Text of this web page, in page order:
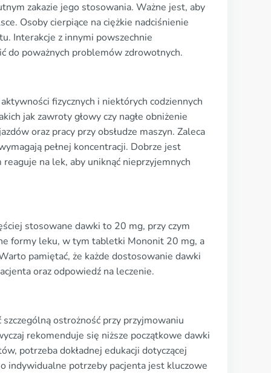
zakazie jego stosowania. Ważne jest, aby
Osoby cierpiące na ciężkie nadciśnienie
Interakcje z innymi powszechnie
do poważnych problemów zdrowotnych.
fizycznych i niektórych codziennych
jak zawroty głowy czy nagłe obniżenie
oraz pracy przy obsłudze maszyn. Zaleca
pełnej koncentracji. Dobrze jest
na lek, aby uniknąć nieprzyjemnych
stosowane dawki to 20 mg, przy czym
formy leku, w tym tabletki Mononit 20 mg, a
pamiętać, że każde dostosowanie dawki
oraz odpowiedź na leczenie.
ostrożność przy przyjmowaniu
rekomenduje się niższe początkowe dawki
potrzeba dokładnej edukacji dotyczącej
indywidualne potrzeby pacjenta jest kluczowe